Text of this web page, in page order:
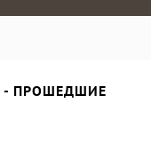
- ПРОШЕДШИЕ